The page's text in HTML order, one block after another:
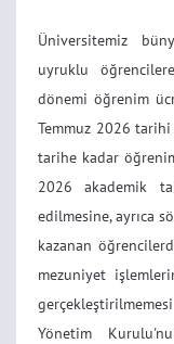
Üniversitemiz
uyruklu
dönemi öğrenim
Temmuz 2026
tarihe kadar
2026 akademik
edilmesine, ayrıca
kazanan
mezuniyet
Yönetim